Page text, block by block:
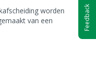
worden
van een
Feedback